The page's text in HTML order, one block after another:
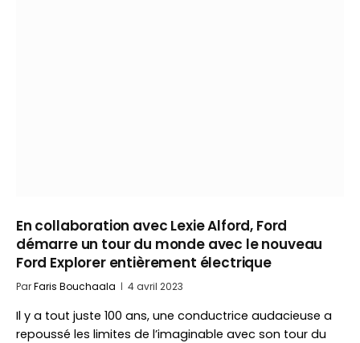
En collaboration avec Lexie Alford, Ford
démarre un tour du monde avec le nouveau
Ford Explorer entièrement électrique
ParFaris Bouchaala 4 avril 2023
Il y a tout juste 100 ans, une conductrice audacieuse a
repoussé les limites de l’imaginable avec son tour du